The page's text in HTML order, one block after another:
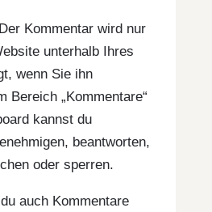
Der Kommentar wird nur
unterhalb Ihres
wenn Sie ihn
Bereich „Kommentare“
kannst du
beantworten,
oder sperren.
auch Kommentare